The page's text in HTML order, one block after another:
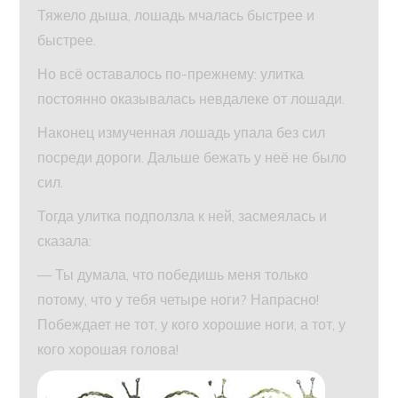
Тяжело дыша, лошадь мчалась быстрее и
быстрее.
Но всё оставалось по-прежнему: улитка
постоянно оказывалась невдалеке от лошади.
Наконец измученная лошадь упала без сил
посреди дороги. Дальше бежать у неё не было
сил.
Тогда улитка подползла к ней, засмеялась и
сказала:
— Ты думала, что победишь меня только
потому, что у тебя четыре ноги? Напрасно!
Побеждает не тот, у кого хорошие ноги, а тот, у
кого хорошая голова!